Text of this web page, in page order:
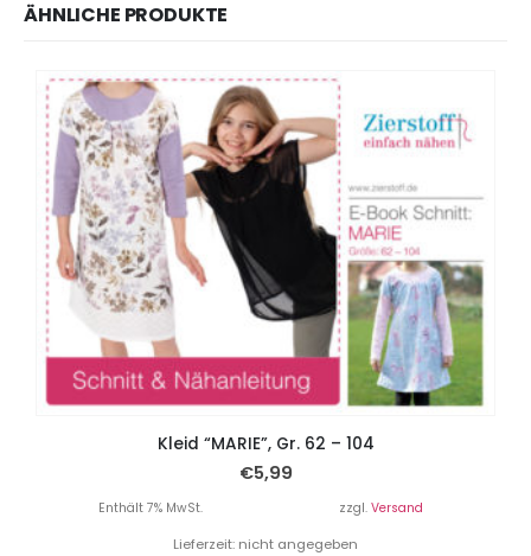
ÄHNLICHE PRODUKTE
Kleid “MARIE”, Gr. 62 – 104
€5,99
Enthält 7% MwSt. zzgl. Versand
Lieferzeit: nicht angegeben